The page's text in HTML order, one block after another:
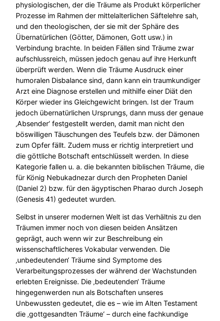
physiologischen, der die Träume als Produkt körperlicher
Prozesse im Rahmen der mittelalterlichen Säftelehre sah,
und den theologischen, der sie mit der Sphäre des
Übernatürlichen (Götter, Dämonen, Gott usw.) in
Verbindung brachte. In beiden Fällen sind Träume zwar
aufschlussreich, müssen jedoch genau auf ihre Herkunft
überprüft werden. Wenn die Träume Ausdruck einer
humoralen Disbalance sind, dann kann ein traumkundiger
Arzt eine Diagnose erstellen und mithilfe einer Diät den
Körper wieder ins Gleichgewicht bringen. Ist der Traum
jedoch übernatürlichen Ursprungs, dann muss der genaue
‚Absender‘ festgestellt werden, damit man nicht den
böswilligen Täuschungen des Teufels bzw. der Dämonen
zum Opfer fällt. Zudem muss er richtig interpretiert und
die göttliche Botschaft entschlüsselt werden. In diese
Kategorie fallen u. a. die bekannten biblischen Träume, die
für König Nebukadnezar durch den Propheten Daniel
(Daniel 2) bzw. für den ägyptischen Pharao durch Joseph
(Genesis 41) gedeutet wurden.
Selbst in unserer modernen Welt ist das Verhältnis zu den
Träumen immer noch von diesen beiden Ansätzen
geprägt, auch wenn wir zur Beschreibung ein
wissenschaftlicheres Vokabular verwenden. Die
‚unbedeutenden‘ Träume sind Symptome des
Verarbeitungsprozesses der während der Wachstunden
erlebten Ereignisse. Die ‚bedeutenden‘ Träume
hingegenwerden nun als Botschaften unseres
Unbewussten gedeutet, die es – wie im Alten Testament
die ‚gottgesandten Träume‘ – durch eine fachkundige